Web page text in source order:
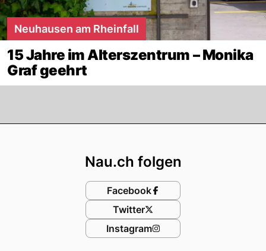
Neuhausen am Rheinfall
15 Jahre im Alterszentrum – Monika
Graf geehrt
Nau.ch folgen
Facebook
Twitter
Instagram